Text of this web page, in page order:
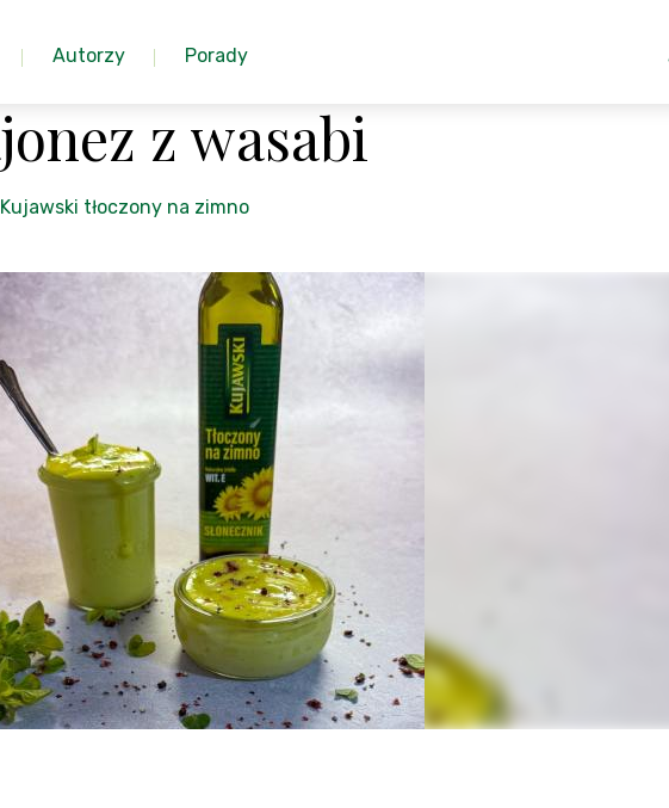
Autorzy Porady
z wasabi
Kujawski tłoczony na zimno